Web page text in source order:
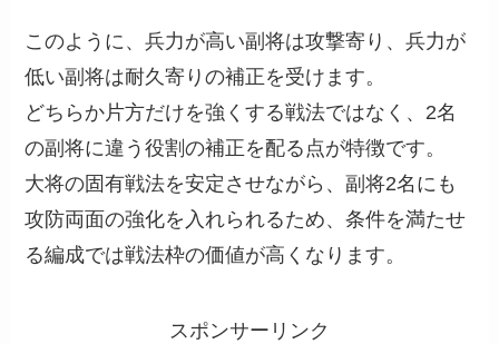
このように、兵力が高い副将は攻撃寄り、兵力が
低い副将は耐久寄りの補正を受けます。
どちらか片方だけを強くする戦法ではなく、2名
の副将に違う役割の補正を配る点が特徴です。
大将の固有戦法を安定させながら、副将2名にも
攻防両面の強化を入れられるため、条件を満たせ
る編成では戦法枠の価値が高くなります。
スポンサーリンク